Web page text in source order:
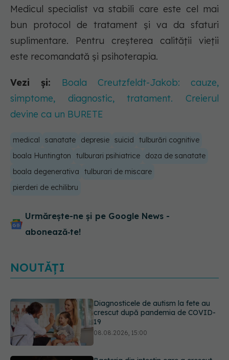
Medicul specialist va stabili care este cel mai
bun protocol de tratament și va da sfaturi
suplimentare. Pentru creșterea calității vieții
este recomandată și psihoterapia.
Vezi și:
Boala Creutzfeldt-Jakob: cauze,
simptome, diagnostic, tratament. Creierul
devine ca un BURETE
medical sanatate depresie suicid
tulburări cognitive
boala Huntington
tulburari psihiatrice
doza de sanatate
boala degenerativa
tulburari de miscare
pierderi de echilibru
Urmărește-ne și pe Google News -
abonează‑te!
NOUTĂȚI
Bacteria din intestin care a crescut
forța musculară cu 30%
08.08.2026, 14:00